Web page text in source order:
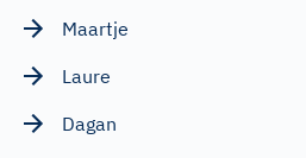
Maartje
Laure
Dagan